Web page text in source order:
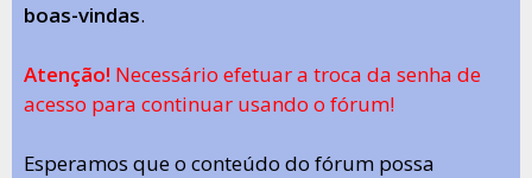
boas-vindas.
Atenção! Necessário efetuar a troca da senha de
acesso para continuar usando o fórum!
Esperamos que o conteúdo do fórum possa